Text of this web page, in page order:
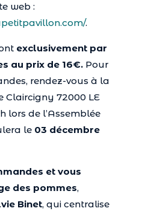
web :
.
exclusivement par
au prix de 16€.Pour
rendez-vous à la
Claircigny 72000 LE
lors de l’Assemblée
le 03 décembre
et vous
des pommes,
Binet, qui centralise